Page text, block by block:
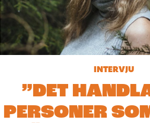
INTERVJU
”DET
PERSONER